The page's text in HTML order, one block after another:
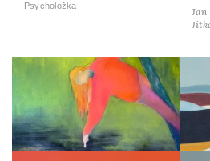
Psycholožka
Jan